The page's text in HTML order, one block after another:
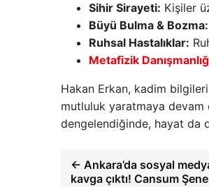
Sihir Sirayeti: Kişiler
Büyü Bulma & Bozma:
Ruhsal Hastalıklar:
Metafizik
Hakan Erkan, kadim
mutluluk yaratmaya devam
dengelendiğinde, hayat da
← Ankara’da sosyal
kavga çıktı! Cansum